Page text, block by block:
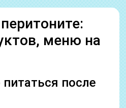
меню на
после